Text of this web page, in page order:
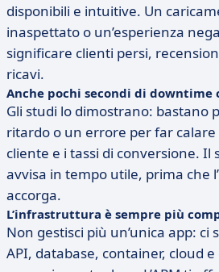
disponibili e intuitive. Un
inaspettato o un’esperienza
significare clienti persi,
ricavi.
Anche pochi secondi di downtime
Gli studi lo dimostrano: bastano
ritardo o un errore per far calare
cliente e i tassi di conversione. Il
avvisa in tempo utile, prima che
accorga.
L’infrastruttura è sempre più
Non gestisci più un’unica app: ci
API, database, container, cloud